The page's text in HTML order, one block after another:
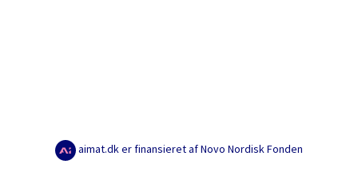
aimat.dk er finansieret af Novo Nordisk Fonden